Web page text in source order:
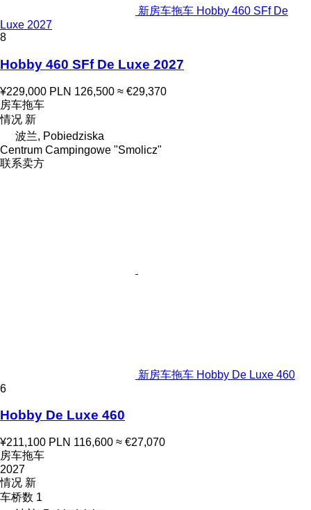
新房车拖车 Hobby 460 SFf De
Luxe 2027
8
Hobby 460 SFf De Luxe 2027
¥229,000 PLN 126,500 ≈ €29,370
房车拖车
情况 新
波兰, Pobiedziska
Centrum Campingowe "Smolicz"
联系卖方
新房车拖车 Hobby De Luxe 460
6
Hobby De Luxe 460
¥211,100 PLN 116,600 ≈ €27,070
房车拖车
2027
情况 新
车桥数 1